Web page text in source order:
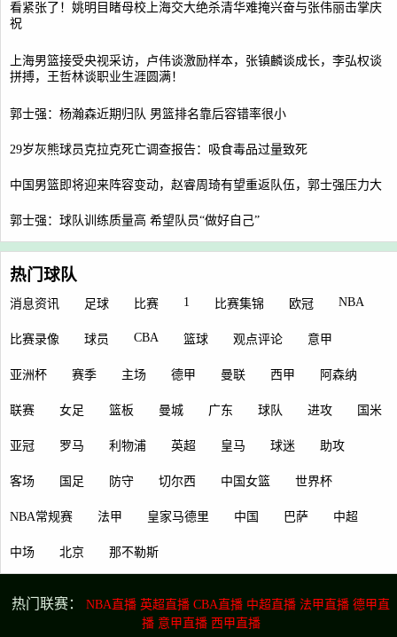
看紧张了！姚明目睹母校上海交大绝杀清华难掩兴奋与张伟丽击掌庆
祝
上海男篮接受央视采访，卢伟谈激励样本，张镇麟谈成长，李弘权谈
拼搏，王哲林谈职业生涯圆满！
郭士强：杨瀚森近期归队 男篮排名靠后容错率很小
29岁灰熊球员克拉克死亡调查报告：吸食毒品过量致死
中国男篮即将迎来阵容变动，赵睿周琦有望重返队伍，郭士强压力大
郭士强：球队训练质量高 希望队员“做好自己”
热门球队
消息资讯 足球 比赛 1 比赛集锦 欧冠 NBA
比赛录像 球员 CBA 篮球 观点评论 意甲
亚洲杯 赛季 主场 德甲 曼联 西甲 阿森纳
联赛 女足 篮板 曼城 广东 球队 进攻 国米
亚冠 罗马 利物浦 英超 皇马 球迷 助攻
客场 国足 防守 切尔西 中国女篮 世界杯
NBA常规赛 法甲 皇家马德里 中国 巴萨 中超
中场 北京 那不勒斯
热门联赛： NBA直播 英超直播 CBA直播 中超直播 法甲直播 德甲直
播 意甲直播 西甲直播